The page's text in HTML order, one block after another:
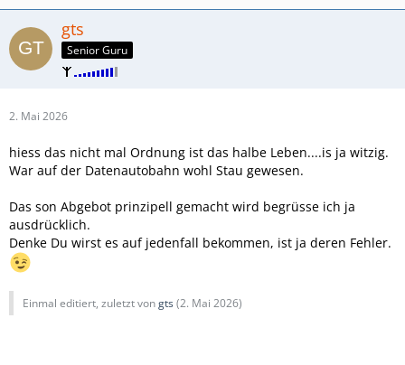
gts
Senior Guru
2. Mai 2026
hiess das nicht mal Ordnung ist das halbe Leben....is ja witzig.
War auf der Datenautobahn wohl Stau gewesen.
Das son Abgebot prinzipell gemacht wird begrüsse ich ja
ausdrücklich.
Denke Du wirst es auf jedenfall bekommen, ist ja deren Fehler.
Einmal editiert, zuletzt vongts(2. Mai 2026)